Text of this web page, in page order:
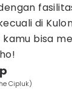
di
bisa
Cipluk)